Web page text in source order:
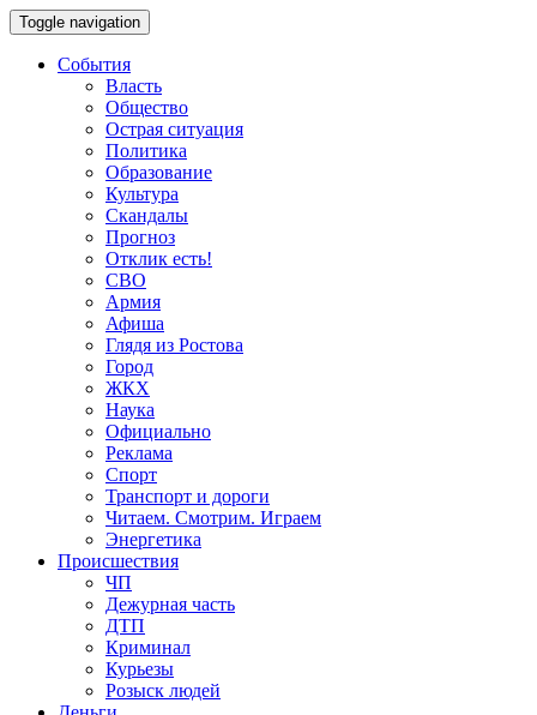
Toggle navigation
События
Власть
Общество
Острая ситуация
Политика
Образование
Культура
Скандалы
Прогноз
Отклик есть!
СВО
Армия
Афиша
Глядя из Ростова
Город
ЖКХ
Наука
Официально
Реклама
Спорт
Транспорт и дороги
Читаем. Смотрим. Играем
Энергетика
Происшествия
ЧП
Дежурная часть
ДТП
Криминал
Курьезы
Розыск людей